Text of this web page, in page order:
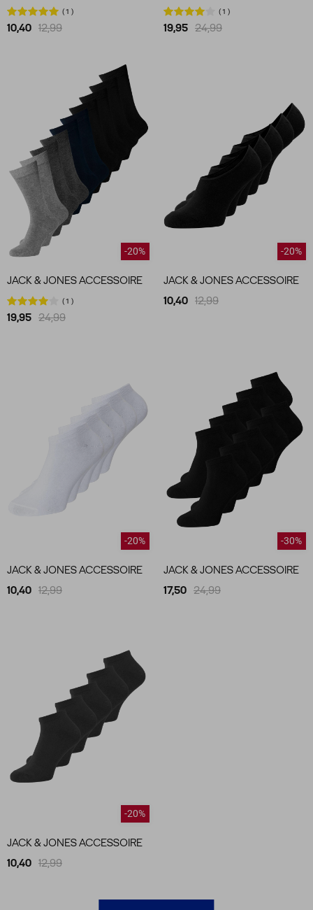
1
10,40 12,99
1
19,95 24,99
-20%
JACK & JONES ACCESSOIRE
1
19,95 24,99
-20%
JACK & JONES ACCESSOIRE
10,40 12,99
-20%
JACK & JONES ACCESSOIRE
10,40 12,99
-30%
JACK & JONES ACCESSOIRE
17,50 24,99
-20%
JACK & JONES ACCESSOIRE
10,40 12,99